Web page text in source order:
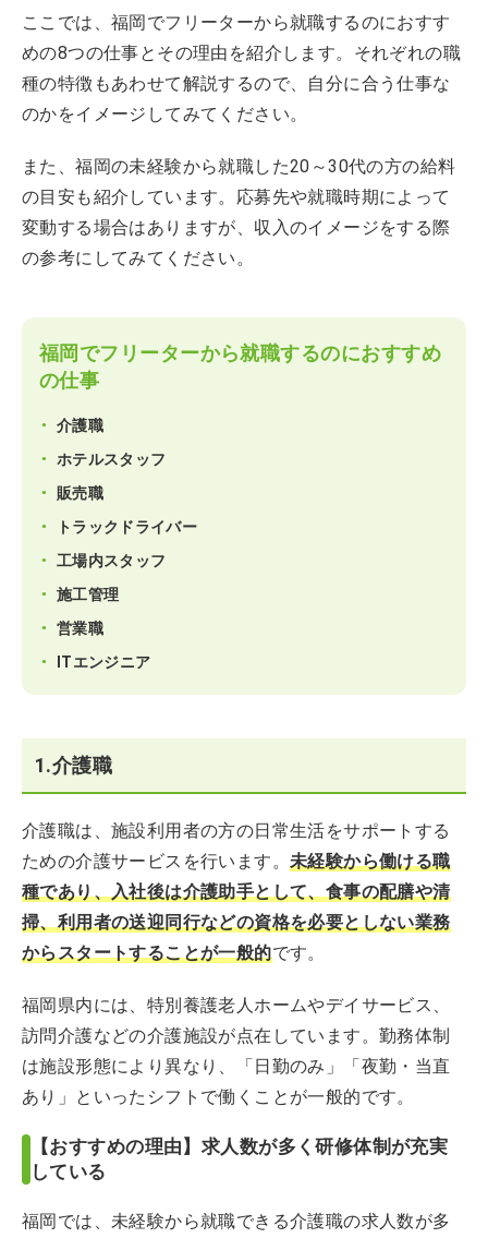
ここでは、福岡でフリーターから就職するのにおすす
めの8つの仕事とその理由を紹介します。それぞれの職
種の特徴もあわせて解説するので、自分に合う仕事な
のかをイメージしてみてください。
また、福岡の未経験から就職した20～30代の方の給料
の目安も紹介しています。応募先や就職時期によって
変動する場合はありますが、収入のイメージをする際
の参考にしてみてください。
福岡でフリーターから就職するのにおすすめ
の仕事
介護職
ホテルスタッフ
販売職
トラックドライバー
工場内スタッフ
施工管理
営業職
ITエンジニア
1.介護職
介護職は、施設利用者の方の日常生活をサポートする
ための介護サービスを行います。 未経験から働ける職
種であり、入社後は介護助手として、食事の配膳や清
掃、利用者の送迎同行などの資格を必要としない業務
からスタートすることが一般的です。
福岡県内には、特別養護老人ホームやデイサービス、
訪問介護などの介護施設が点在しています。勤務体制
は施設形態により異なり、「日勤のみ」「夜勤・当直
あり」といったシフトで働くことが一般的です。
【おすすめの理由】求人数が多く研修体制が充実
している
福岡では、未経験から就職できる介護職の求人数が多